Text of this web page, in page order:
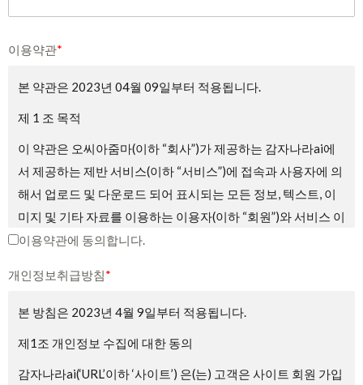
이용약관*
본 약관은 2023년 04월 09일부터 적용됩니다.
제 1 조 목적
이 약관은 오씨아줌마(이하 “회사”)가 제공하는 감자나라ai에
서 제공하는 제반 서비스(이하 “서비스”)에 접속과 사용자에 의
해서 업로드 및 다운로드 되어 표시되는 모든 정보, 텍스트, 이
미지 및 기타 자료를 이용하는 이용자(이하 “회원”)와 서비스 이
용에 관한 권리 및 의무와 책임사항, 기타 필요한 사항을 규정
① 회사는 서비스의 가입 과정에 본 약관을 게시합니다.
② 회사는 관련법에 위배되지 않는 범위에서 본 약관을 변경할
수 있습니다.
이용약관에 동의합니다.
개인정보취급방침*
본 방침은 2023년 4월 9일부터 적용됩니다.
제1조 개인정보 수집에 대한 동의
감자나라ai(‘URL’이하 ‘사이트’) 은(는) 고객은 사이트 회원 가입